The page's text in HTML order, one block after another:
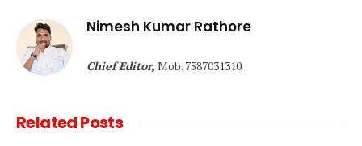
Nimesh Kumar Rathore
Chief Editor, Mob. 7587031310
RelatedPosts